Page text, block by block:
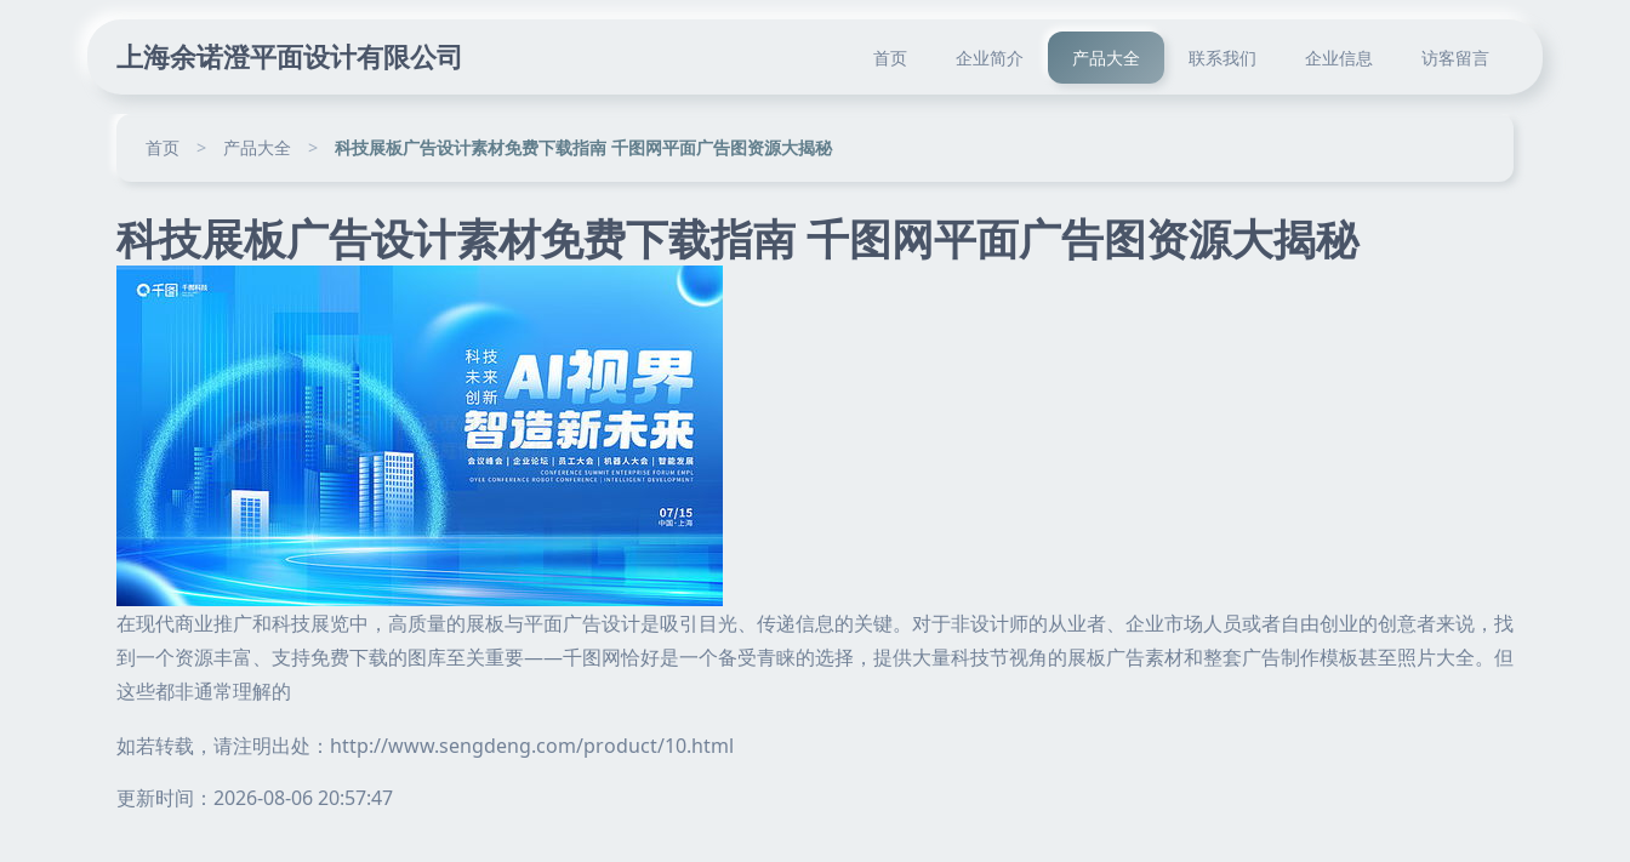
上海余诺澄平面设计有限公司 首页 企业简介 产品大全 联系我们 企业信息 访客留言
首页 > 产品大全 > 科技展板广告设计素材免费下载指南 千图网平面广告图资源大揭秘
科技展板广告设计素材免费下载指南 千图网平面广告图资源大揭秘
在现代商业推广和科技展览中，高质量的展板与平面广告设计是吸引目光、传递信息的关键。对于非设计师的从业者、企业市场人员或者自由创业的创意者来说，找
到一个资源丰富、支持免费下载的图库至关重要——千图网恰好是一个备受青睐的选择，提供大量科技节视角的展板广告素材和整套广告制作模板甚至照片大全。但
这些都非通常理解的
如若转载，请注明出处：http://www.sengdeng.com/product/10.html
更新时间：2026-08-06 20:57:47